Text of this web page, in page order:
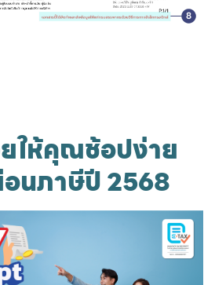
ให้คุณช้อปง่าย
นภาษีปี 2568